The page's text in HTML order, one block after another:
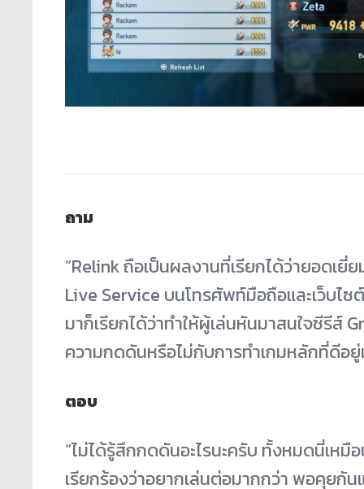
ถาม
“Relink ถือเป็นผลงานที่เรียกได้ว่ายอดเ
Live Service บนโทรศัพท์มือถือและเว็บไ
มาก็เรียกได้ว่าทำให้ผู้เล่นหันมาสนใจซีรีส์
ความกดดันหรือไม่กับการทำเกมหลักที่ดีอยู่
ตอบ
“ไม่ได้รู้สึกกดดันอะไรนะครับ ทั้งหมดนี่เห
เรียกร้องว่าอยากเล่นต่อมากกว่า พอคุยกั